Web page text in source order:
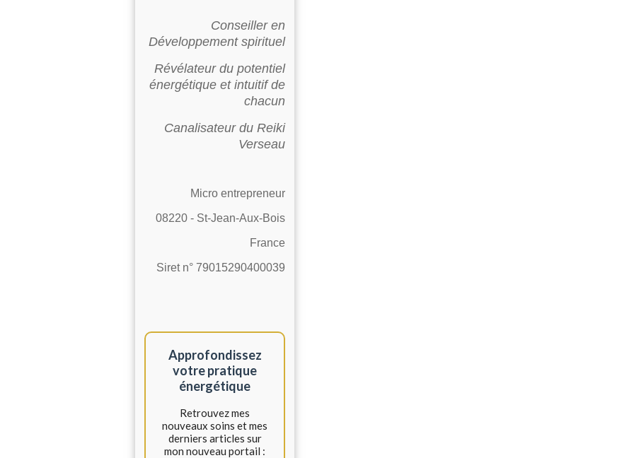
Conseiller en
Développement spirituel
Révélateur du potentiel
énergétique et intuitif de
chacun
Canalisateur du Reiki
Verseau
Micro entrepreneur
08220 - St-Jean-Aux-Bois
France
Siret n° 79015290400039
Approfondissez
votre pratique
énergétique
Retrouvez mes
nouveaux soins et mes
derniers articles sur
mon nouveau portail :